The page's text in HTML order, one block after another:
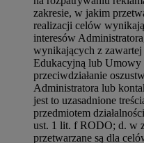
zakresie, w jakim
realizacji celów
interesów
wynikających z
Edukacyjną lub Umowy
przeciwdziałanie
Administratora lub
jest to uzasadnione
przedmiotem
ust. 1 lit. f RODO; d. w
przetwarzane są dla